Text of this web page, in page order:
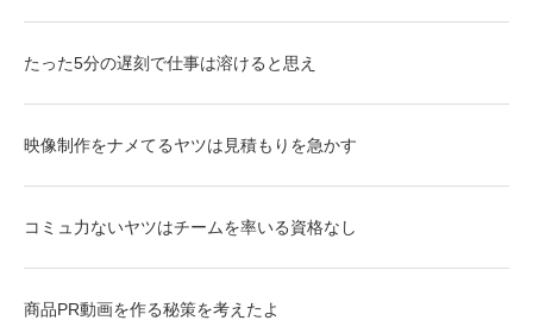
たった5分の遅刻で仕事は溶けると思え
映像制作をナメてるヤツは見積もりを急かす
コミュ力ないヤツはチームを率いる資格なし
商品PR動画を作る秘策を考えたよ